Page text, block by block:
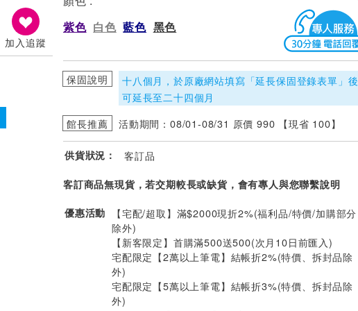
加入追蹤
紫色 白色 藍色 黑色
保固說明
十八個月，於原廠網站填寫「延長保固登錄表單」後
可延長至二十四個月
館長推薦
活動期間：08/01-08/31 原價 990 【現省 100】
供貨狀況： 客訂品
客訂商品無現貨，若交期較長或缺貨，會有專人與您聯繫說明
優惠活動
【宅配/超取】滿$2000現折2%(福利品/特價/加購部分
除外)
【新客限定】首購滿500送500(次月10日前匯入)
宅配限定【2萬以上筆電】結帳折2%(特價、拆封品除
外)
宅配限定【5萬以上筆電】結帳折3%(特價、拆封品除
外)